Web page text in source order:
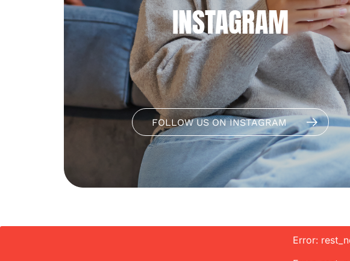
INSTAGRAM
FOLLOW US ON INSTAGRAM
Error: